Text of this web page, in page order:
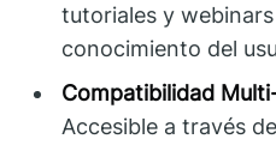
tutoriales y
conocimiento del
Compatibilidad
Accesible a través